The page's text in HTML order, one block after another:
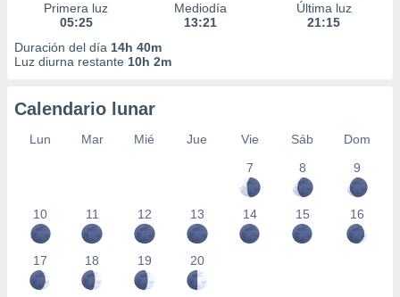
Primera luz
05:25
Mediodía
13:21
Última luz
21:15
Duración del día 14h 40m
Luz diurna restante 10h 2m
Calendario lunar
Lun Mar Mié Jue Vie Sáb
Dom
7
8 9
10 11 12 13 14 15 16
17 18 19 20